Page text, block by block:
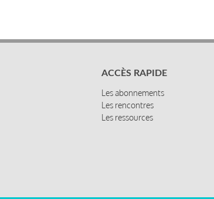
ACCÈS RAPIDE
Les abonnements
Les rencontres
Les ressources